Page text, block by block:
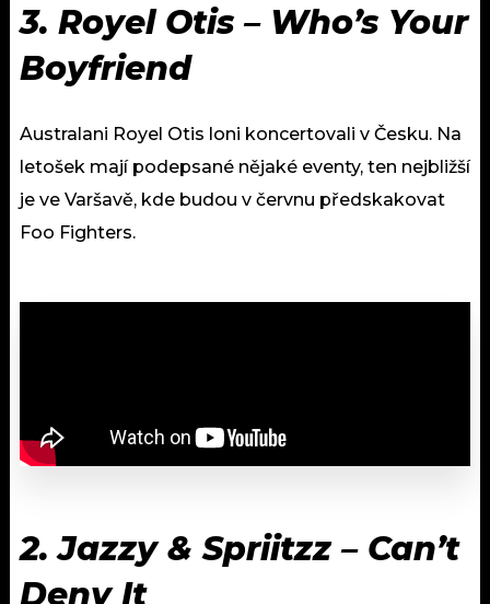
3. Royel Otis – Who’s Your
Boyfriend
Australani Royel Otis loni koncertovali v Česku. Na
letošek mají podepsané nějaké eventy, ten nejbližší
je ve Varšavě, kde budou v červnu předskakovat
Foo Fighters.
2. Jazzy & Spriitzz – Can’t
Deny It